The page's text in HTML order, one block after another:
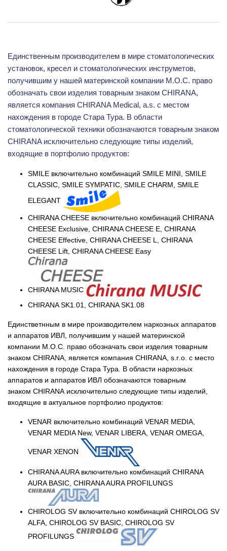
CTM - 008182636
Chirana AURA
EU-
CTM - 008182586 Chirana CHEESE
EU-
CTM - 008182586 CHIRANA
Единственным производителем в мире стоматологических
установок, кресел и стоматологических инструметов,
получившим у нашей материнской компании M.O.C. право
обозначать свои изделия товарным знаком CHIRANA,
является компания CHIRANA Medical, a.s. с местом
нахождения в городе Стара Тура. В области
стоматологической техники обозначаются товарным знаком
CHIRANA исключительно следующие типы изделий,
входящие в портфолио продуктов:
SMILE включительно комбинаций SMILE MINI, SMILE
CLASSIC, SMILE SYMPATIC, SMILE CHARM, SMILE
ELEGANT
CHIRANA CHEESE включительно комбинаций CHIRANA
CHEESE Exclusive, CHIRANA CHEESE E, CHIRANA
CHEESE Effective, CHIRANA CHEESE L, CHIRANA
CHEESE Lift, CHIRANA CHEESE Easy
CHIRANA MUSIC
CHIRANA SK1.01, CHIRANA SK1.08
Единстветнным в мире производителем наркозных аппаратов
и аппаратов ИВЛ, получившим у нашей материнской
компании M O C . право обозначать свои изделия товарным
знаком CHIRANA , является компания CHIRANA s r o . с место
нахождения в городе Стара Тура. В области наркозных
аппаратов и аппаратов ИВЛ обозначаются товарным
знаком CHIRANA исключительно следующие типы изделий,
входящие в актуальное портфолио продуктов:
VENAR включительно комбинаций VENAR MEDIA,
VENAR MEDIA New, VENAR LIBERA, VENAR OMEGA,
VENAR XENON
CHIRANA AURA включительно комбинаций CHIRANA
AURA BASIC, CHIRANA AURA PROFILUNGS
CHIROLOG SV включительно комбинаций CHIROLOG SV
ALFA, CHIROLOG SV BASIC, CHIROLOG SV
PROFILUNGS